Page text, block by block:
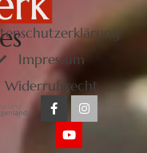
Impressum
Widerrufsrecht